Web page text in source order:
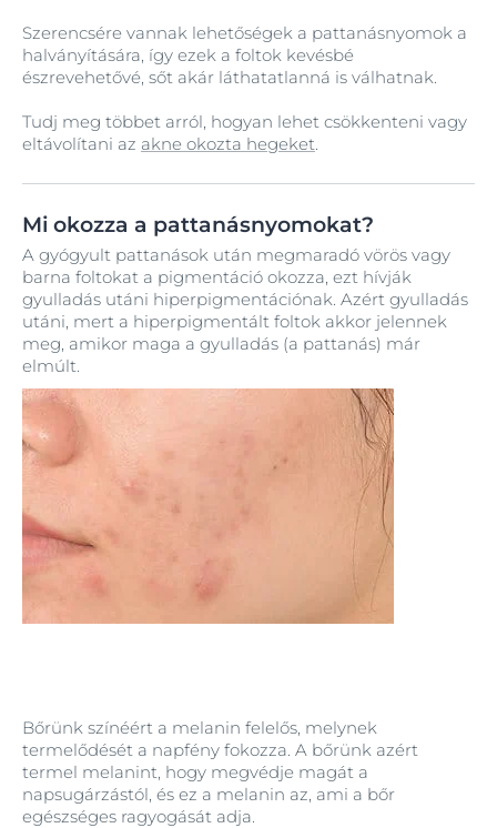
Szerencsére vannak lehetőségek a pattanásnyomok a
halványítására, így ezek a foltok kevésbé
észrevehetővé, sőt akár láthatatlanná is válhatnak.
Tudj meg többet arról, hogyan lehet csökkenteni vagy
eltávolítani az akne okozta hegeket.
Mi okozza a pattanásnyomokat?
A gyógyult pattanások után megmaradó vörös vagy
barna foltokat a pigmentáció okozza, ezt hívják
gyulladás utáni hiperpigmentációnak. Azért gyulladás
utáni, mert a hiperpigmentált foltok akkor jelennek
meg, amikor maga a gyulladás (a pattanás) már
elmúlt.
Bőrünk színéért a melanin felelős, melynek
termelődését a napfény fokozza. A bőrünk azért
termel melanint, hogy megvédje magát a
napsugárzástól, és ez a melanin az, ami a bőr
egészséges ragyogását adja.